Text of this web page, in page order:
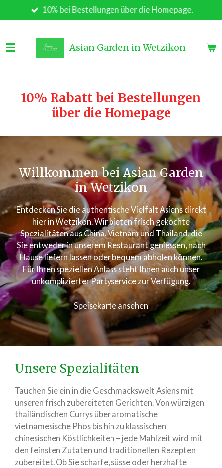
Hauptinhalt
10% bei Bestellungen über die Homepage.
Asian Garden in Wetzikon
10% Rabatt bei Bestellungen
über die Homepage
Willkommen bei Asian Garden
in Wetzikon
Entdecken Sie die authentische Vielfalt Asiens direkt
hier in Wetzikon. Wir bieten frisch gekochte
Spezialitäten aus China, Vietnam und Thailand, die
Sie entweder in unserem Restaurant geniessen, nach
Hause liefern lassen oder bequem abholen können.
Für Ihren speziellen Anlass steht Ihnen auch unser
unkomplizierter Partyservice zur Verfügung.
Speisekarte ansehen
Unsere Spezialitäten
Tauchen Sie ein in die Geschmackswelt Asiens mit
unseren frisch zubereiteten Gerichten. Von würzigen
thailändischen Currys über aromatische
vietnamesische Phos bis hin zu klassischen
chinesischen Köstlichkeiten – jede Mahlzeit wird mit
den feinsten Zutaten und traditionellen Rezepten
zubereitet. Ob Sie scharfe, süsse oder herzhafte